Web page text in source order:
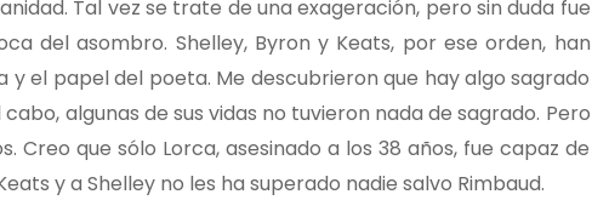
Tal vez se trate de una exageración, pero sin duda fue
del asombro. Shelley, Byron y Keats, por ese orden, han
el papel del poeta. Me descubrieron que hay algo sagrado
algunas de sus vidas no tuvieron nada de sagrado. Pero
que sólo Lorca, asesinado a los 38 años, fue capaz de
y a Shelley no les ha superado nadie salvo Rimbaud.